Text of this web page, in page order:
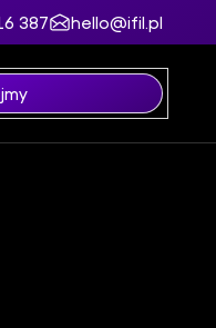
387 hello@ifil.pl